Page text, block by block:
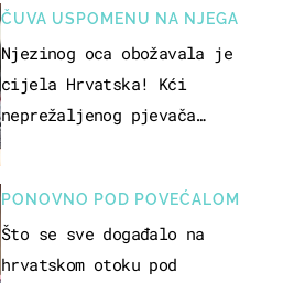
ČUVA USPOMENU NA NJEGA
Njezinog oca obožavala je
cijela Hrvatska! Kći
neprežaljenog pjevača
PONOVNO POD POVEĆALOM
Što se sve događalo na
hrvatskom otoku pod